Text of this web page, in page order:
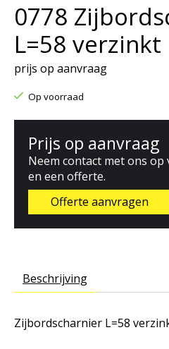
0778
L=58 verzinkt
prijs op aanvraag
Op voorraad
Prijs op aanvraag
Neem contact met ons
en een offerte.
Offerte aanvragen
Beschrijving
Zijbordscharnier L=58